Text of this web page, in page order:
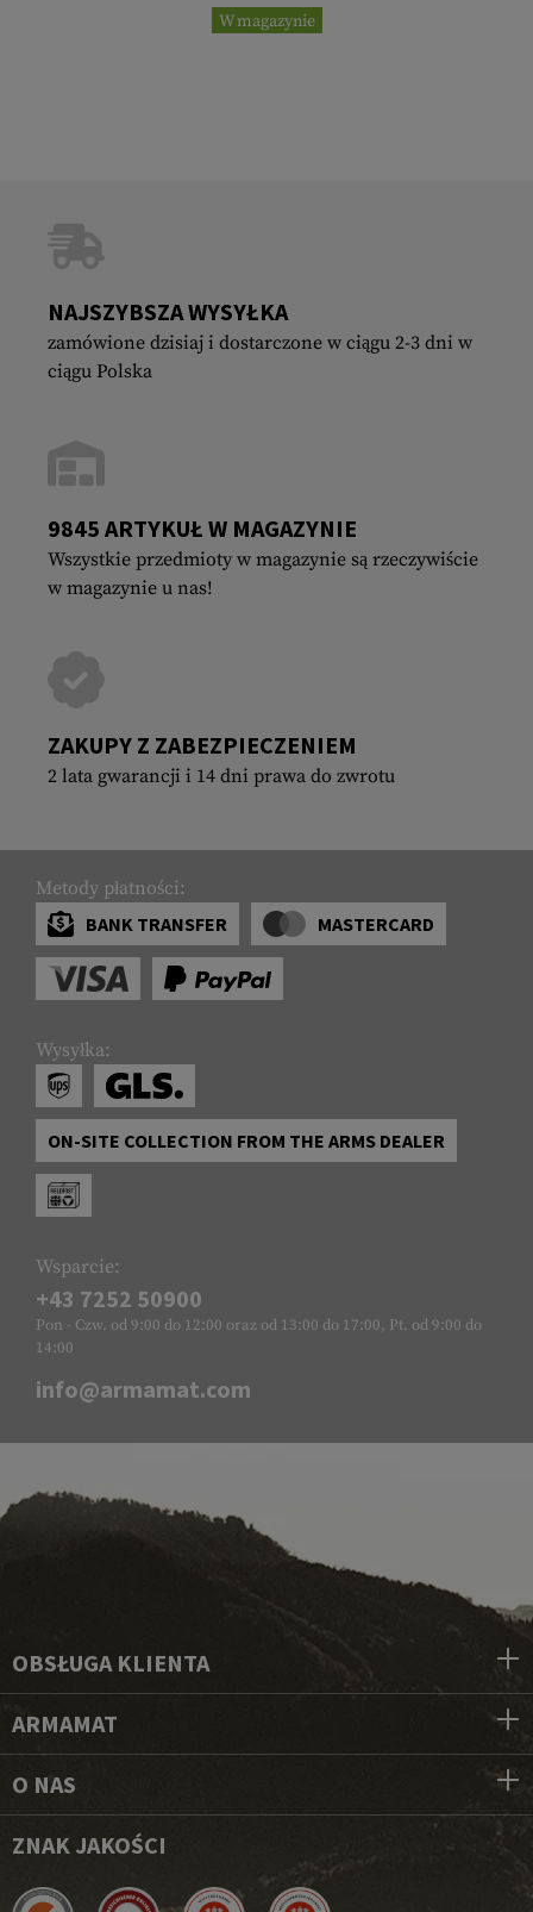
W magazynie
NAJSZYBSZA WYSYŁKA
zamówione dzisiaj i dostarczone w ciągu 2-3 dni w
ciągu Polska
9845 ARTYKUŁ W MAGAZYNIE
Wszystkie przedmioty w magazynie są rzeczywiście
w magazynie u nas!
ZAKUPY Z ZABEZPIECZENIEM
2 lata gwarancji i 14 dni prawa do zwrotu
Metody płatności:
BANK TRANSFER
MASTERCARD
Wysyłka:
ON-SITE COLLECTION FROM THE ARMS DEALER
Wsparcie:
+43 7252 50900
Pon - Czw. od 9:00 do 12:00 oraz od 13:00 do 17:00, Pt. od 9:00 do
14:00
info@armamat.com
OBSŁUGA KLIENTA
ARMAMAT
O NAS
ZNAK JAKOŚCI